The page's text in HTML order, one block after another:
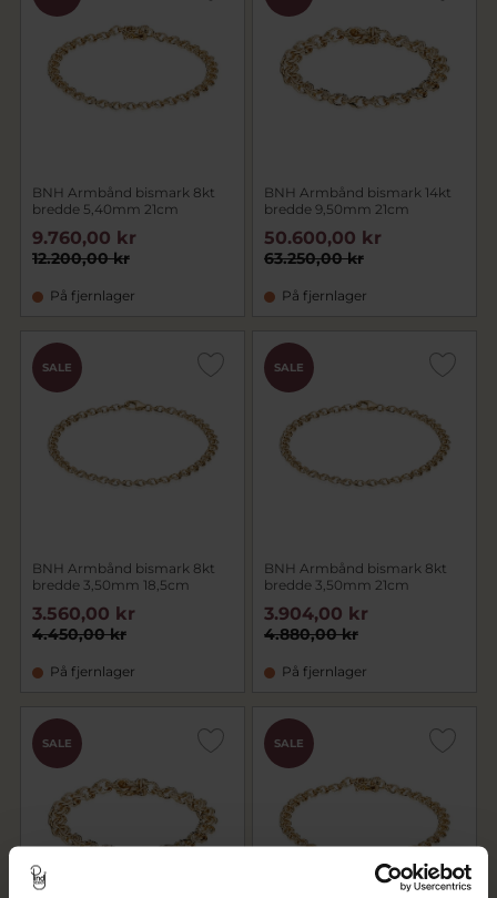
BNH Armbånd bismark 8kt
bredde 5,40mm 21cm
12.200,00 kr
9.760,00 kr
På fjernlager
BNH Armbånd bismark 14kt
bredde 9,50mm 21cm
63.250,00 kr
50.600,00 kr
På fjernlager
SALE
BNH Armbånd bismark 8kt
bredde 3,50mm 18,5cm
4.450,00 kr
3.560,00 kr
På fjernlager
SALE
BNH Armbånd bismark 8kt
bredde 3,50mm 21cm
4.880,00 kr
3.904,00 kr
På fjernlager
SALE SALE